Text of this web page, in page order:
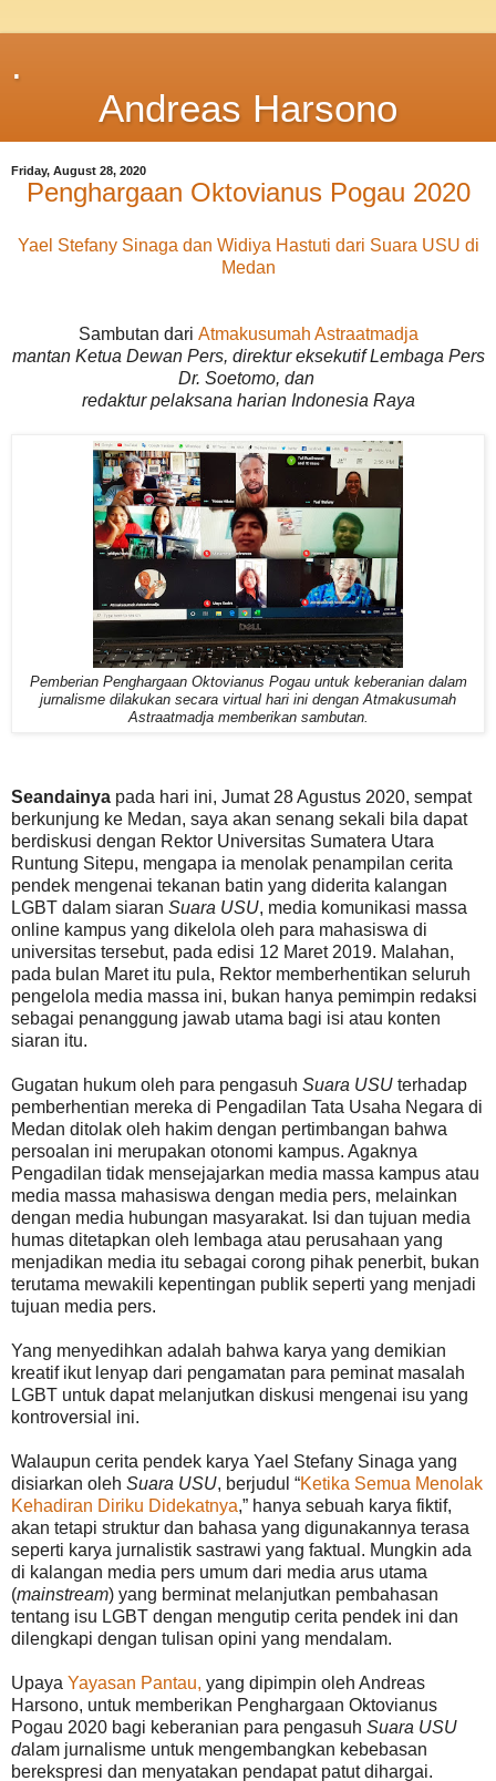
.
Andreas Harsono
Friday, August 28, 2020
Penghargaan Oktovianus Pogau 2020
Yael Stefany Sinaga dan Widiya Hastuti dari Suara USU di
Medan
Sambutan dari Atmakusumah Astraatmadja
mantan Ketua Dewan Pers, direktur eksekutif Lembaga Pers
Dr. Soetomo, dan
redaktur pelaksana harian Indonesia Raya
Pemberian Penghargaan Oktovianus Pogau untuk keberanian dalam
jurnalisme dilakukan secara virtual hari ini dengan Atmakusumah
Astraatmadja memberikan sambutan.
Seandainya pada hari ini, Jumat 28 Agustus 2020, sempat
berkunjung ke Medan, saya akan senang sekali bila dapat
berdiskusi dengan Rektor Universitas Sumatera Utara
Runtung Sitepu, mengapa ia menolak penampilan cerita
pendek mengenai tekanan batin yang diderita kalangan
LGBT dalam siaran Suara USU, media komunikasi massa
online kampus yang dikelola oleh para mahasiswa di
universitas tersebut, pada edisi 12 Maret 2019. Malahan,
pada bulan Maret itu pula, Rektor memberhentikan seluruh
pengelola media massa ini, bukan hanya pemimpin redaksi
sebagai penanggung jawab utama bagi isi atau konten
siaran itu.
Gugatan hukum oleh para pengasuh Suara USU terhadap
pemberhentian mereka di Pengadilan Tata Usaha Negara di
Medan ditolak oleh hakim dengan pertimbangan bahwa
persoalan ini merupakan otonomi kampus. Agaknya
Pengadilan tidak mensejajarkan media massa kampus atau
media massa mahasiswa dengan media pers, melainkan
dengan media hubungan masyarakat. Isi dan tujuan media
humas ditetapkan oleh lembaga atau perusahaan yang
menjadikan media itu sebagai corong pihak penerbit, bukan
terutama mewakili kepentingan publik seperti yang menjadi
tujuan media pers.
Yang menyedihkan adalah bahwa karya yang demikian
kreatif ikut lenyap dari pengamatan para peminat masalah
LGBT untuk dapat melanjutkan diskusi mengenai isu yang
kontroversial ini.
Walaupun cerita pendek karya Yael Stefany Sinaga yang
disiarkan oleh Suara USU, berjudul “Ketika Semua Menolak
Kehadiran Diriku Didekatnya,” hanya sebuah karya fiktif,
akan tetapi struktur dan bahasa yang digunakannya terasa
seperti karya jurnalistik sastrawi yang faktual. Mungkin ada
di kalangan media pers umum dari media arus utama
(mainstream) yang berminat melanjutkan pembahasan
tentang isu LGBT dengan mengutip cerita pendek ini dan
dilengkapi dengan tulisan opini yang mendalam.
Upaya Yayasan Pantau, yang dipimpin oleh Andreas
Harsono, untuk memberikan Penghargaan Oktovianus
Pogau 2020 bagi keberanian para pengasuh Suara USU
dalam jurnalisme untuk mengembangkan kebebasan
berekspresi dan menyatakan pendapat patut dihargai.